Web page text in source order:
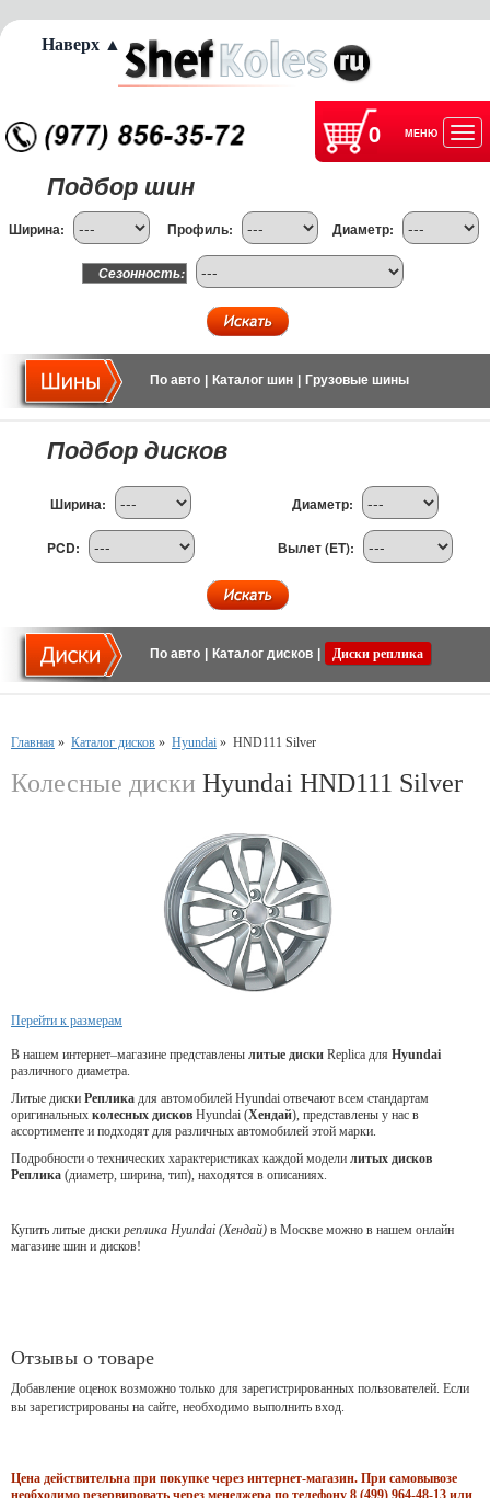
0 МЕНЮ
Подбор шин
Ширина: Профиль: Диаметр:
Сезонность:
По авто Каталог шин Грузовые шины
Подбор дисков
Ширина: Диаметр:
PCD: Вылет (ET):
По авто Каталог дисков Диски реплика
Главная » Каталог дисков » Hyundai » HND111 Silver
Колесные диски Hyundai HND111 Silver
Перейти к размерам
В нашем интернет–магазине представлены литые диски Replica для Hyundai
различного диаметра.
Литые диски Реплика для автомобилей Hyundai отвечают всем стандартам
оригинальных колесных дисков Hyundai (Хендай), представлены у нас в
ассортименте и подходят для различных автомобилей этой марки.
Подробности о технических характеристиках каждой модели литых дисков
Реплика (диаметр, ширина, тип), находятся в описаниях.
Купить литые диски реплика Hyundai (Хендай) в Москве можно в нашем онлайн
магазине шин и дисков!
Отзывы о товаре
Добавление оценок возможно только для зарегистрированных пользователей. Если
вы зарегистрированы на сайте, необходимо выполнить вход.
Цена действительна при покупке через интернет-магазин. При самовывозе
необходимо резервировать через менеджера по телефону 8 (499) 964-48-13 или
Наверх ▲